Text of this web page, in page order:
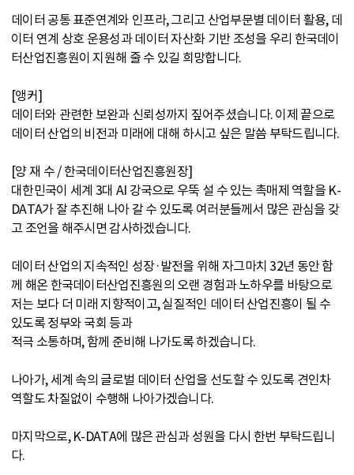
데이터 공통 표준연계와 인프라, 그리고 산업부문별 데이터 활용, 데
이터 연계 상호 운용성과 데이터 자산화 기반 조성을 우리 한국데이
터산업진흥원이 지원해 줄 수 있길 희망합니다.
[앵커]
데이터와 관련한 보완과 신뢰성까지 짚어주셨습니다. 이제 끝으로
데이터 산업의 비전과 미래에 대해 하시고 싶은 말씀 부탁드립니다.
[양 재 수 / 한국데이터산업진흥원장]
대한민국이 세계 3대 AI 강국으로 우뚝 설 수 있는 촉매제 역할을 K-
DATA가 잘 추진해 나아 갈 수 있도록 여러분들께서 많은 관심을 갖
고 조언을 해주시면 감사하겠습니다.
데이터 산업의 지속적인 성장·발전을 위해 자그마치 32년 동안 함
께 해온 한국데이터산업진흥원의 오랜 경험과 노하우를 바탕으로
저는 보다 더 미래 지향적이고, 실질적인 데이터 산업진흥이 될 수
있도록 정부와 국회 등과
적극 소통하며, 함께 준비해 나가도록 하겠습니다.
나아가, 세계 속의 글로벌 데이터 산업을 선도할 수 있도록 견인차
역할도 차질없이 수행해 나아가겠습니다.
마지막으로, K-DATA에 많은 관심과 성원을 다시 한번 부탁드립니
다.